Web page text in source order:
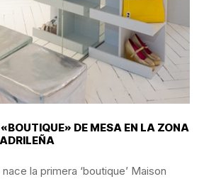
DE MESA EN LA ZONA
la primera ‘boutique’ Maison